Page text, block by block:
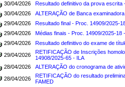
30/04/2026
Resultado definitivo da prova escrita
30/04/2026
ALTERAÇÃO de Banca
29/04/2026
Resultado final - Proc. 14909/2025-
29/04/2026
Médias finais - Proc. 14909/2025-18
29/04/2026
Resultado definitivo do exame de
29/04/2026
RETIFICAÇÃO de Inscrições
14908/2025-65 - ILA
28/04/2026
ALTERAÇÃO do cronograma de
28/04/2026
RETIFICAÇÃO do resultado
FAMED